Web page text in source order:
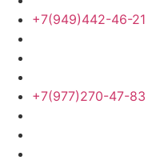
+7(949)442-46-21
+7(977)270-47-83